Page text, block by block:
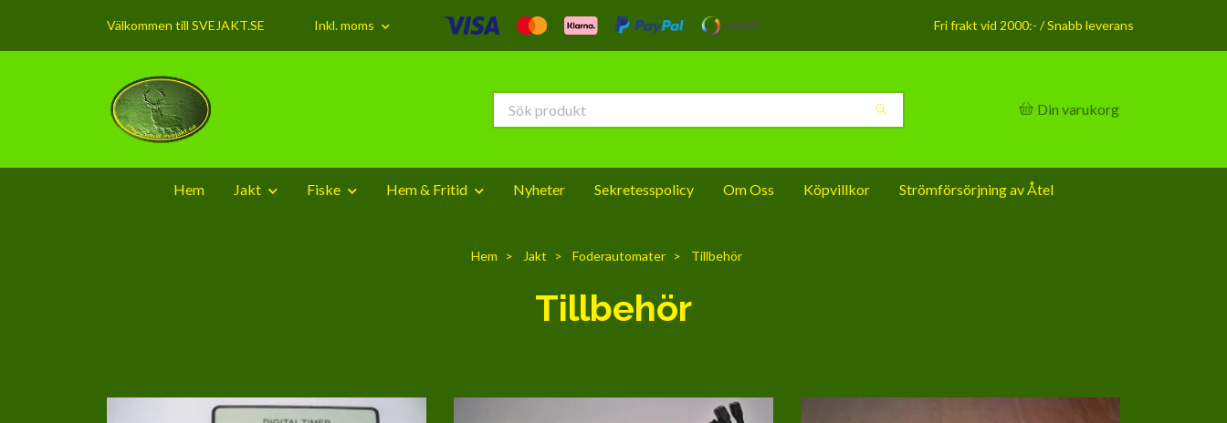
Välkommen till SVEJAKT.SE Inkl. moms Fri frakt vid 2000:- / Snabb leverans
Din varukorg
Hem Jakt Fiske Hem & Fritid Nyheter Sekretesspolicy Om Oss Köpvillkor Strömförsörjning av Åtel
Hem Jakt Foderautomater Tillbehör
Tillbehör